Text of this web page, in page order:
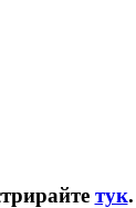
тук.